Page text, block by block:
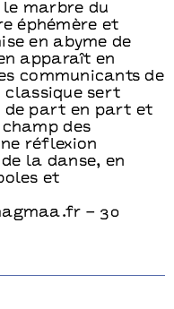
le marbre du
éphémère et
en abyme de
apparaît en
communicants de
classique sert
de part en part et
des
réflexion
la danse, en
et
– 30